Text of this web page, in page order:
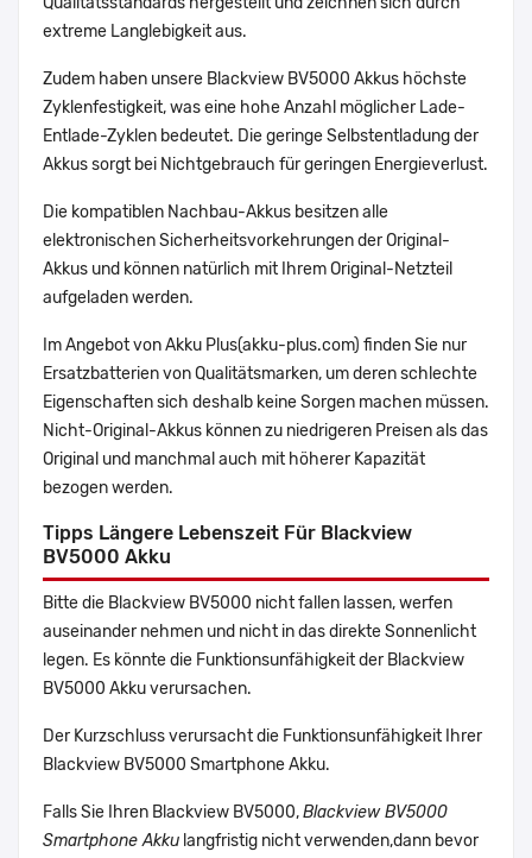
extreme Langlebigkeit aus.
Zudem haben unsere Blackview BV5000 Akkus höchste
Zyklenfestigkeit, was eine hohe Anzahl möglicher Lade-
Entlade-Zyklen bedeutet. Die geringe Selbstentladung der
Akkus sorgt bei Nichtgebrauch für geringen Energieverlust.
Die kompatiblen Nachbau-Akkus besitzen alle
elektronischen Sicherheitsvorkehrungen der Original-
Akkus und können natürlich mit Ihrem Original-Netzteil
aufgeladen werden.
Im Angebot von Akku Plus(akku-plus.com) finden Sie nur
Ersatzbatterien von Qualitätsmarken, um deren schlechte
Eigenschaften sich deshalb keine Sorgen machen müssen.
Nicht-Original-Akkus können zu niedrigeren Preisen als das
Original und manchmal auch mit höherer Kapazität
bezogen werden.
Tipps Längere Lebenszeit Für Blackview
BV5000 Akku
Bitte die Blackview BV5000 nicht fallen lassen, werfen
auseinander nehmen und nicht in das direkte Sonnenlicht
legen. Es könnte die Funktionsunfähigkeit der Blackview
BV5000 Akku verursachen.
Der Kurzschluss verursacht die Funktionsunfähigkeit Ihrer
Blackview BV5000 Smartphone Akku.
Falls Sie Ihren Blackview BV5000,Blackview BV5000
Smartphone Akku langfristig nicht verwenden,dann bevor